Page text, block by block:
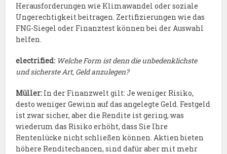
Herausforderungen wie Klimawandel oder soziale
Ungerechtigkeit beitragen. Zertifizierungen wie das
FNG-Siegel oder Finanztest können bei der Auswahl
helfen.
electrified: Welche Form ist denn die unbedenklichste
und sicherste Art, Geld anzulegen?
Müller: In der Finanzwelt gilt: Je weniger Risiko,
desto weniger Gewinn auf das angelegte Geld. Festgeld
ist zwar sicher, aber die Rendite ist gering, was
wiederum das Risiko erhöht, dass Sie Ihre
Rentenlücke nicht schließen können. Aktien bieten
höhere Renditechancen, sind dafür aber mit mehr